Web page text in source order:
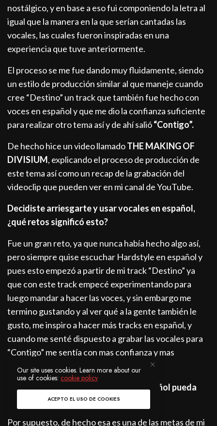
nostálgico, y en base a eso fui componiendo la letra al
igual que la manera en la que serían cantadas las
vocales, las cuales fueron inspiradas en una
experiencia que tuve anteriormente.
El proceso se me fue dando muy fluidamente, siendo
un estilo de producción similar al que maneje cuando
cree “Destino” un track que también fue hecho con
voces en español y que me dio la confianza suficiente
para realizar otro tema así y de ahí salió“Contigo”.
De hecho hice un video llamadoTHE MAKING OF
DIVISIUM, explicando el proceso de producción de
este tema así como un recap de la grabación del
videoclip que pueden ver en mi canal de YouTube.
Decidiste arriesgarte y usar vocales en español,
¿qué retos significó esto?
Fue un gran reto, ya que nunca había hecho algo así,
pero siempre quise escuchar Hardstyle en español y
pues esto empezó a partir de mi track “Destino” ya
que con este track empecé experimentando para
luego mandar a hacer las voces, y sin embargo me
termino gustando y al ver qué a la gente también le
gusto, me inspiro a hacer más tracks en español, y
cuando me senté dispuesto a grabar las vocales para
“Contigo” me sentía con mas confianza y mas
dispuesto a sacar un buen tema.
¿Crees que un track Hardstyle en español pueda
volverse internacional?
Por supuesto, de hecho esa es una de las metas de mi
Our site uses cookies. Learn more about our
use of cookies:cookie policy
ACEPTO EL USO DE COOKIES